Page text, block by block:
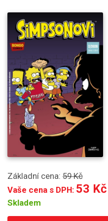
Základní cena: 59 Kč
Vaše cena s DPH: 53 Kč
Skladem